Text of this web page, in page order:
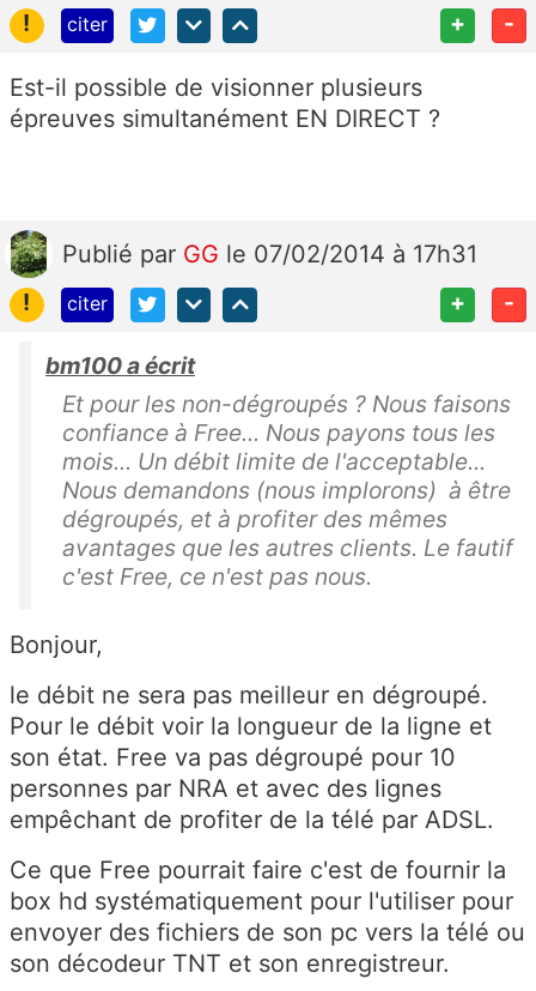
!
citer + -
Est-il possible de visionner plusieurs
épreuves simultanément EN DIRECT ?
Publié par GG le 07/02/2014 à 17h31
!
citer + -
bm100 a écrit
Et pour les non-dégroupés ? Nous faisons
confiance à Free... Nous payons tous les
mois... Un débit limite de l'acceptable...
Nous demandons (nous implorons) à être
dégroupés, et à profiter des mêmes
avantages que les autres clients. Le fautif
c'est Free, ce n'est pas nous.
Bonjour,
le débit ne sera pas meilleur en dégroupé.
Pour le débit voir la longueur de la ligne et
son état. Free va pas dégroupé pour 10
personnes par NRA et avec des lignes
empêchant de profiter de la télé par ADSL.
Ce que Free pourrait faire c'est de fournir la
box hd systématiquement pour l'utiliser pour
envoyer des fichiers de son pc vers la télé ou
son décodeur TNT et son enregistreur.